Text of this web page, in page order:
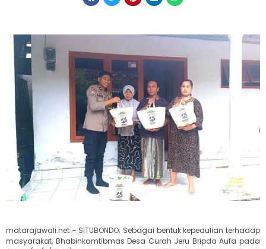
matarajawali.net – SITUBONDO; Sebagai bentuk kepedulian terhadap
masyarakat, Bhabinkamtibmas Desa Curah Jeru Bripda Aufa pada